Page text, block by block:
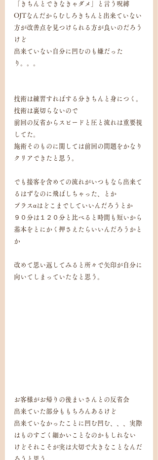
「きちんとできなきゃダメ」と言う呪縛
OJTなんだからむしろきちんと出来ていない
方が改善点を見つけられる方が良いのだろう
けど
出来ていない自分に凹むのも嫌だった
り。。。
技術は練習すればする分きちんと身につく。
技術は裏切らないので
前回の反省からスピードと圧と流れは重要視
してた。
施術そのものに関しては前回の問題をかなり
クリアできたと思う。
でも接客を含めての流れがいつもなら出来て
るはずなのに飛ばしちゃった、とか
プラスαはどこまでしていいんだろうとか
９０分は１２０分と比べると時間も短いから
基本をとにかく押さえたらいいんだろうかと
か
改めて思い返してみると所々で矢印が自分に
向いてしまっていたなと思う。
お客様がお帰りの後まいさんとの反省会
出来ていた部分ももちろんあるけど
出来ていなかったことに凹む凹む、、、実際
はものすごく細かいことなのかもしれない
けどそれこそが実は大切で大きなことなんだ